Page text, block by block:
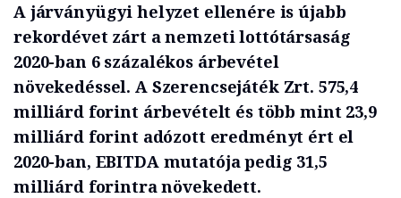
A járványügyi helyzet ellenére is újabb
rekordévet zárt a nemzeti lottótársaság
2020-ban 6 százalékos árbevétel
növekedéssel. A Szerencsejáték Zrt. 575,4
milliárd forint árbevételt és több mint 23,9
milliárd forint adózott eredményt ért el
2020-ban, EBITDA mutatója pedig 31,5
milliárd forintra növekedett.